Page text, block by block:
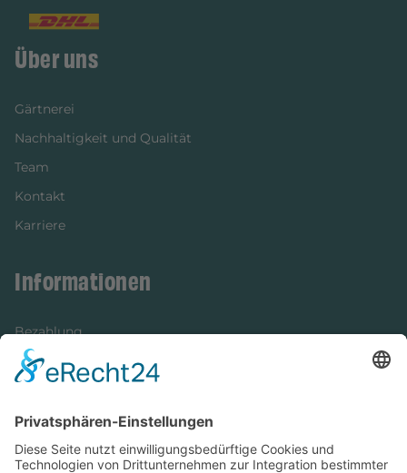
Über uns
Gärtnerei
Nachhaltigkeit und Qualität
Team
Kontakt
Karriere
Informationen
Bezahlung
Newsletter
Versandinformationen
Verfügbarkeit/Verträglichkeit